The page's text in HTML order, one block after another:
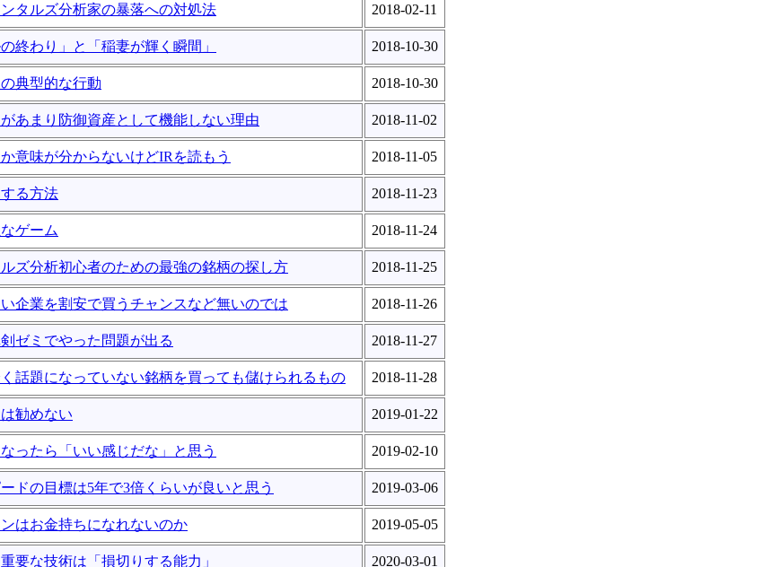
タルズ分析家の暴落への対処法 2018-02-11
終わり」と「稲妻が輝く瞬間」 2018-10-30
典型的な行動 2018-10-30
あまり防御資産として機能しない理由 2018-11-02
意味が分からないけどIRを読もう 2018-11-05
る方法 2018-11-23
ゲーム 2018-11-24
ズ分析初心者のための最強の銘柄の探し方 2018-11-25
企業を割安で買うチャンスなど無いのでは 2018-11-26
ゼミでやった問題が出る 2018-11-27
話題になっていない銘柄を買っても儲けられるもの 2018-11-28
勧めない 2019-01-22
ったら「いい感じだな」と思う 2019-02-10
ドの目標は5年で3倍くらいが良いと思う 2019-03-06
はお金持ちになれないのか 2019-05-05
要な技術は「損切りする能力」 2020-03-01